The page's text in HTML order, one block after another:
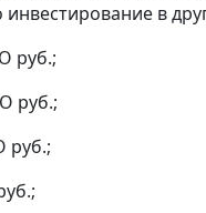
в
руб.;
руб.;
руб.;